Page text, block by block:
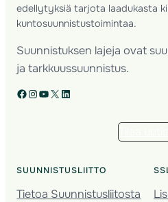
edellytyksiä tarjota laadukasta
kuntosuunnistustoimintaa.
Suunnistuksen lajeja ovat
ja tarkkuussuunnistus.
Facebook Instagram YouTube X LinkedIn
SUUNNISTUSLIITTO
Tietoa Suunnistusliitosta